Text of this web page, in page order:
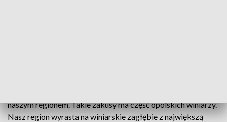
naszym regionem. Takie zakusy ma część opolskich winiarzy.
Nasz region wyrasta na winiarskie zagłębie z największą